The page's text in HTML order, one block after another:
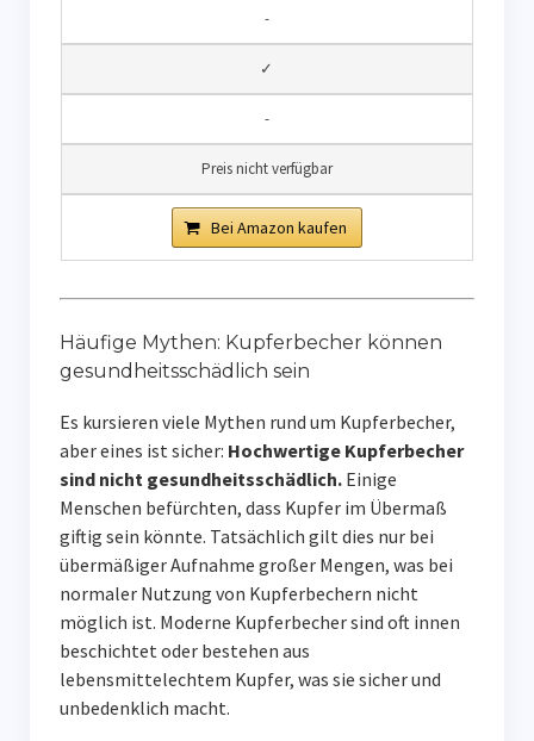
-
✓
-
Preis nicht verfügbar
Bei Amazon kaufen
Häufige Mythen: Kupferbecher können
gesundheitsschädlich sein
Es kursieren viele Mythen rund um Kupferbecher,
aber eines ist sicher: Hochwertige Kupferbecher
sind nicht gesundheitsschädlich.Einige
Menschen befürchten, dass Kupfer im Übermaß
giftig sein könnte. Tatsächlich gilt dies nur bei
übermäßiger Aufnahme großer Mengen, was bei
normaler Nutzung von Kupferbechern nicht
möglich ist. Moderne Kupferbecher sind oft innen
beschichtet oder bestehen aus
lebensmittelechtem Kupfer, was sie sicher und
unbedenklich macht.